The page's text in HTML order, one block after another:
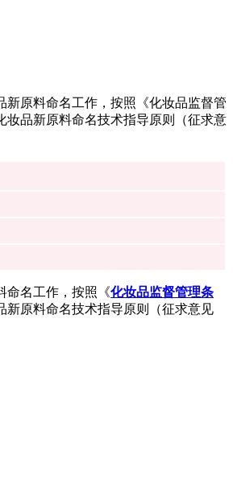
原料命名工作，按照《化妆品监督管
品新原料命名技术指导原则（征求意
命名工作，按照《化妆品监督管理条
新原料命名技术指导原则（征求意见